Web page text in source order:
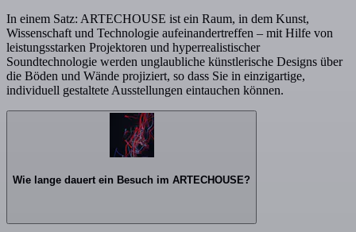
In einem Satz: ARTECHOUSE ist ein Raum, in dem Kunst,
Wissenschaft und Technologie aufeinandertreffen – mit Hilfe von
leistungsstarken Projektoren und hyperrealistischer
Soundtechnologie werden unglaubliche künstlerische Designs über
die Böden und Wände projiziert, so dass Sie in einzigartige,
individuell gestaltete Ausstellungen eintauchen können.
Wie lange dauert ein Besuch im ARTECHOUSE?